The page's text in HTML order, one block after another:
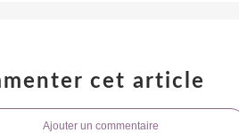
cet article
Ajouter un commentaire